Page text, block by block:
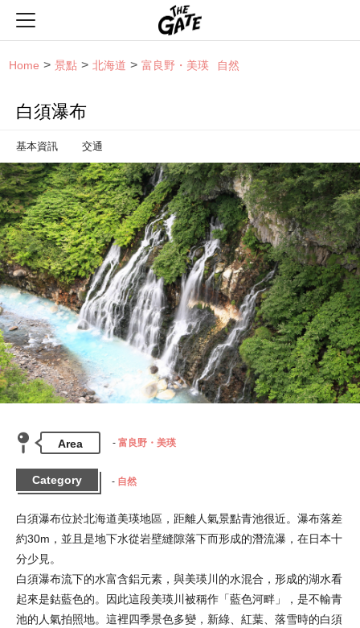
Home 景點 北海道 富良野・美瑛 自然
白須瀑布
基本資訊 交通
Area 富良野・美瑛
Category 自然
白須瀑布位於北海道美瑛地區，距離人氣景點青池很近。瀑布落差
約30m，並且是地下水從岩壁縫隙落下而形成的潛流瀑，在日本十
分少見。
白須瀑布流下的水富含鋁元素，與美瑛川的水混合，形成的湖水看
起來是鈷藍色的。因此這段美瑛川被稱作「藍色河畔」，是不輸青
池的人氣拍照地。這裡四季景色多變，新綠、紅葉、落雪時的白須